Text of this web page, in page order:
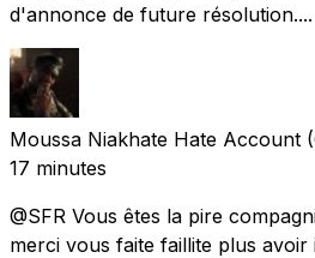
d'annonce de future
Moussa Niakhate Hate Account
17 minutes
@SFR Vous êtes la pire
merci vous faite faillite plus